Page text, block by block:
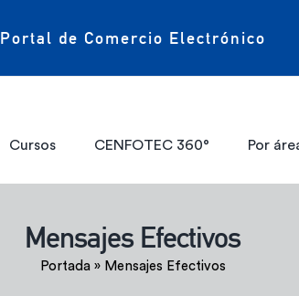
Portal de Comercio Electrónico
Cursos CENFOTEC 360° Por
Mensajes Efectivos
Portada» Mensajes Efectivos